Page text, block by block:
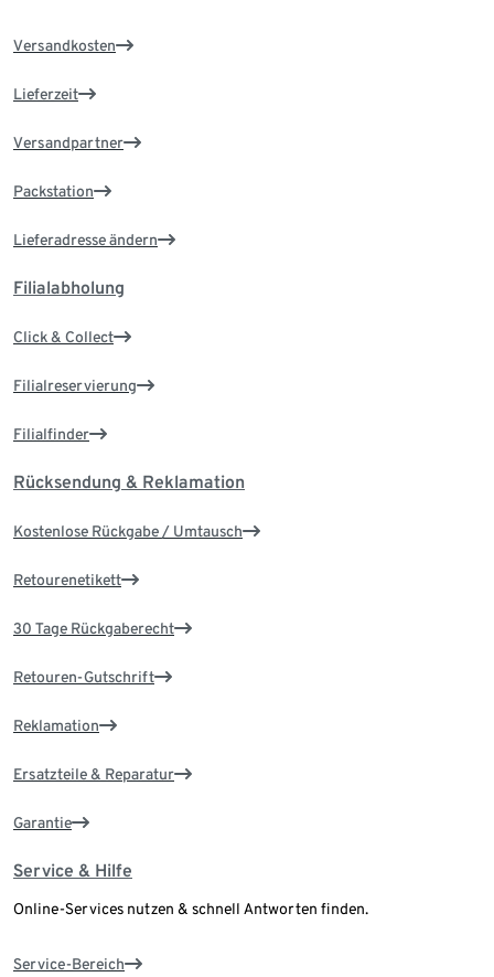
Versandkosten
Lieferzeit
Versandpartner
Packstation
Lieferadresse ändern
Filialabholung
Click & Collect
Filialreservierung
Filialfinder
Rücksendung & Reklamation
Kostenlose Rückgabe / Umtausch
Retourenetikett
30 Tage Rückgaberecht
Retouren-Gutschrift
Reklamation
Ersatzteile & Reparatur
Garantie
Service & Hilfe
Online-Services nutzen & schnell Antworten finden.
Service-Bereich